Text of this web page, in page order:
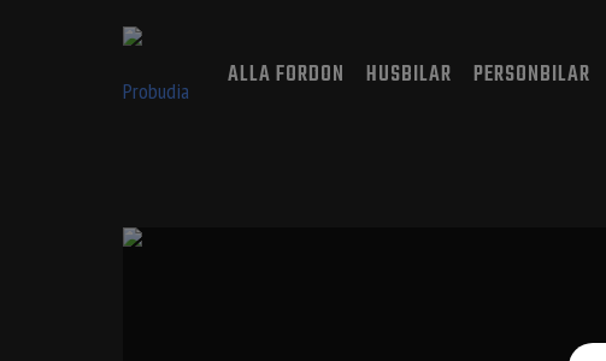
ALLA FORDON HUSBILAR PERSONBILAR